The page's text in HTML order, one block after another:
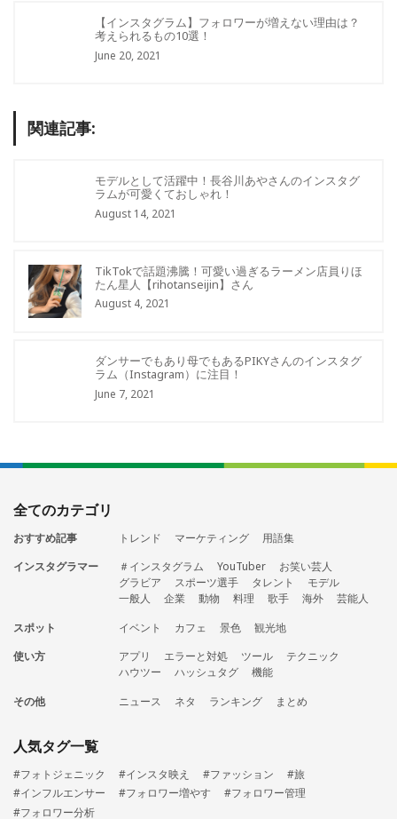
【インスタグラム】フォロワーが増えない理由は？
考えられるもの10選！
June 20, 2021
関連記事:
モデルとして活躍中！長谷川あやさんのインスタグ
ラムが可愛くておしゃれ！
August 14, 2021
TikTokで話題沸騰！可愛い過ぎるラーメン店員りほ
たん星人【rihotanseijin】さん
August 4, 2021
ダンサーでもあり母でもあるPIKYさんのインスタグ
ラム（Instagram）に注目！
June 7, 2021
全てのカテゴリ
おすすめ記事 トレンド マーケティング
用語集
インスタグラマー
＃インスタグラム YouTuber
お笑い芸人
グラビア
スポーツ選手 タレント
モデル
一般人
企業 動物 料理 歌手 海外
芸能人
スポット
イベント カフェ 景色
観光地
使い方
アプリ エラーと対処 ツール
テクニック
ハウツー
ハッシュタグ
機能
その他
ニュース ネタ ランキング まとめ
人気タグ一覧
#フォトジェニック #インスタ映え #ファッション
#旅
#インフルエンサー
#フォロワー増やす
#フォロワー管理
#フォロワー分析